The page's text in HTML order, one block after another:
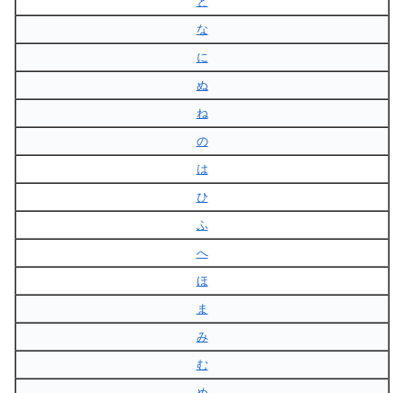
な
に
ぬ
ね
の
は
ひ
ふ
へ
ほ
ま
み
む